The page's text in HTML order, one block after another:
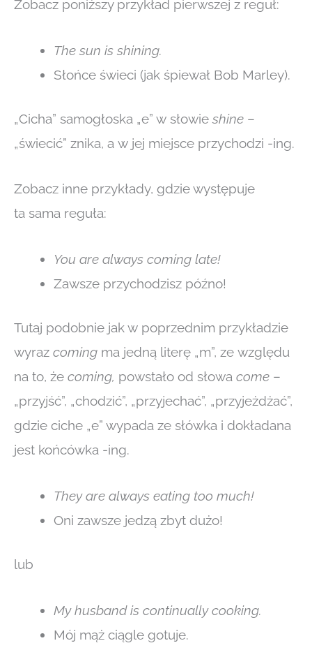
Zobacz poniższy przykład pierwszej z reguł:
The sun is shining.
Słońce świeci (jak śpiewał Bob Marley).
„Cicha” samogłoska „e” w słowie shine –
„świecić” znika, a w jej miejsce przychodzi -ing.
Zobacz inne przykłady, gdzie występuje
ta sama reguła:
You are always coming late!
Zawsze przychodzisz późno!
Tutaj podobnie jak w poprzednim przykładzie
wyraz coming ma jedną literę „m”, ze względu
na to, że coming, powstało od słowa come –
„przyjść”, „chodzić”, „przyjechać”, „przyjeżdżać”,
gdzie ciche „e” wypada ze słówka i dokładana
jest końcówka -ing.
They are always eating too much!
Oni zawsze jedzą zbyt dużo!
lub
My husband is continually cooking.
Mój mąż ciągle gotuje.